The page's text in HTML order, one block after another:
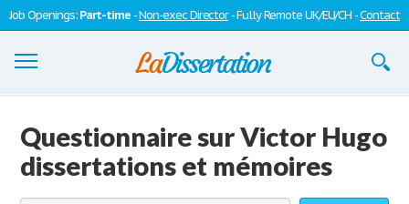
Job Openings:Part-time -Non-exec Director- Fully Remote UK/EU/CH -Contact
S'inscrire
Se connecter
Questionnaire sur Victor Hugo
dissertations et mémoires